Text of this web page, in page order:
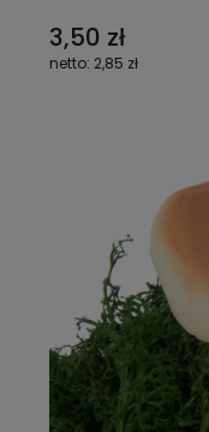
3,50 zł
2,85 zł